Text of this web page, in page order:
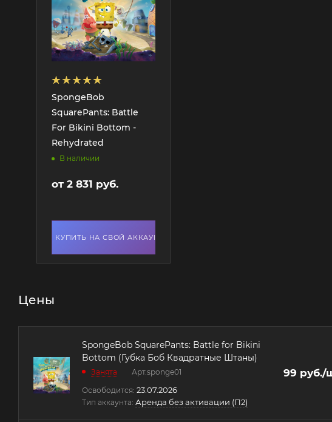
SpongeBob
SquarePants: Battle
For Bikini Bottom -
Rehydrated
В наличии
от 2 831 руб.
КУПИТЬ НА СВОЙ АККАУНТ
Цены
SpongeBob SquarePants: Battle for Bikini
Bottom (Губка Боб Квадратные Штаны)
Занята Арт.sponge01
Освободится: 23.07.2026
Тип аккаунта: Аренда без активации (П2)
99 руб./